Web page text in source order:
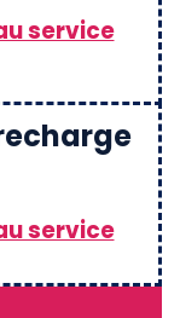
service
service